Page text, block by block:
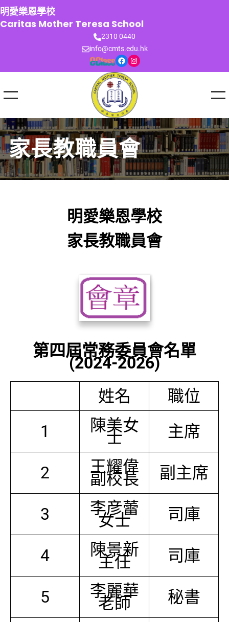
跳
至
主
明愛樂恩學校
Caritas Mother Teresa School
2310 0440
info@cmts.edu.hk
Facebook Instagram
家長教職員會
明愛樂恩學校
家長教職員會
第四屆常務委員會名單
(2024-2026)
姓名
職位
1
陳美女
士 主席
2 王耀偉
副校長 副主席
3 李彦蕾
女士 司庫
4 陳景新
主任 司庫
5 李麗華
老師 秘書